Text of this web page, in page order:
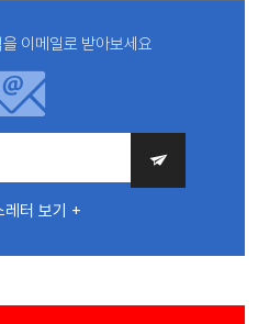
이메일로 받아보세요
레터 보기 +